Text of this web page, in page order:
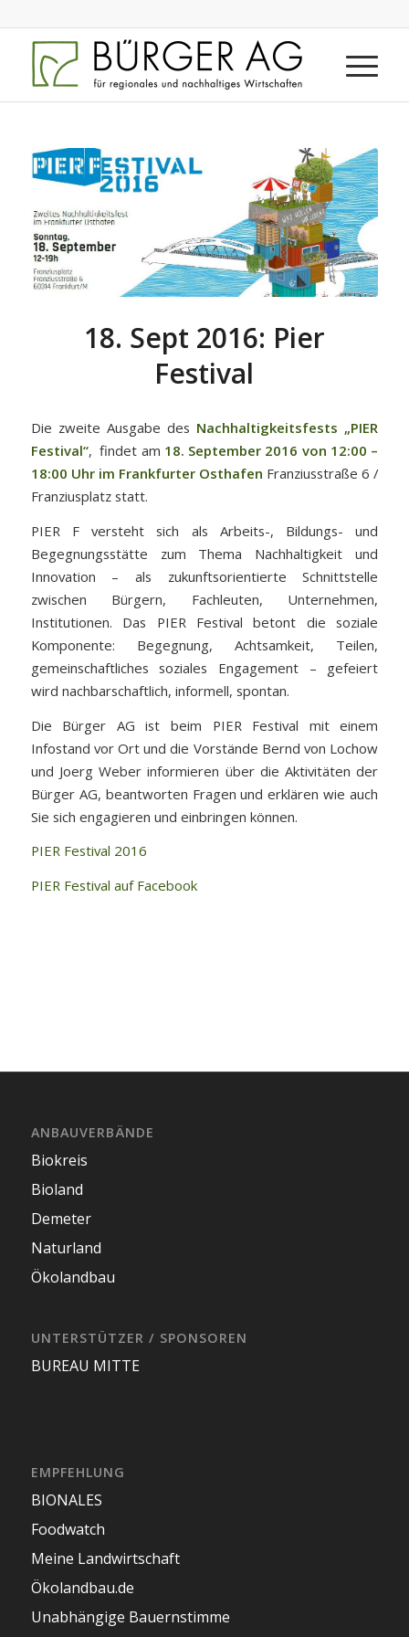
18. Sept 2016: Pier
Festival
Die zweite Ausgabe des Nachhaltigkeitsfests „PIER
Festival“, findet am 18. September 2016 von 12:00 –
18:00 Uhr im Frankfurter Osthafen Franziusstraße 6 /
Franziusplatz statt.
PIER F versteht sich als Arbeits-, Bildungs- und
Begegnungsstätte zum Thema Nachhaltigkeit und
Innovation – als zukunftsorientierte Schnittstelle
zwischen Bürgern, Fachleuten, Unternehmen,
Institutionen. Das PIER Festival betont die soziale
Komponente: Begegnung, Achtsamkeit, Teilen,
gemeinschaftliches soziales Engagement – gefeiert
wird nachbarschaftlich, informell, spontan.
Die Bürger AG ist beim PIER Festival mit einem
Infostand vor Ort und die Vorstände Bernd von Lochow
und Joerg Weber informieren über die Aktivitäten der
Bürger AG, beantworten Fragen und erklären wie auch
Sie sich engagieren und einbringen können.
PIER Festival 2016
PIER Festival auf Facebook
ANBAUVERBÄNDE
Biokreis
Bioland
Demeter
Naturland
Ökolandbau
UNTERSTÜTZER / SPONSOREN
BUREAU MITTE
EMPFEHLUNG
BIONALES
Foodwatch
Meine Landwirtschaft
Ökolandbau.de
Unabhängige Bauernstimme